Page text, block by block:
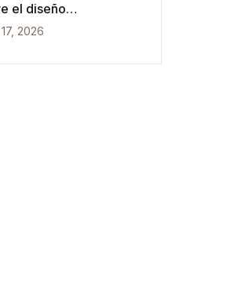
el diseño
lógico y físico
2026